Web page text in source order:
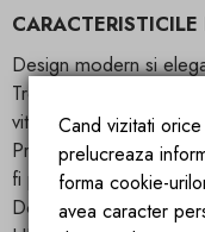
CARACTERISTICILE
Design modern si
Trei ventilatoare
viteza!
Prefiltru: Prefiltrul
fi parul si scame
Dozator de parfum!
Cand vizitati
prelucreaza
forma cookie-
avea caracter